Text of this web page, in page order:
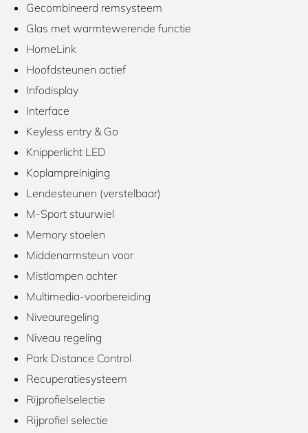
Gecombineerd remsysteem
Glas met warmtewerende functie
HomeLink
Hoofdsteunen actief
Infodisplay
Interface
Keyless entry & Go
Knipperlicht LED
Koplampreiniging
Lendesteunen (verstelbaar)
M-Sport stuurwiel
Memory stoelen
Middenarmsteun voor
Mistlampen achter
Multimedia-voorbereiding
Niveauregeling
Niveau regeling
Park Distance Control
Recuperatiesysteem
Rijprofielselectie
Rijprofiel selectie